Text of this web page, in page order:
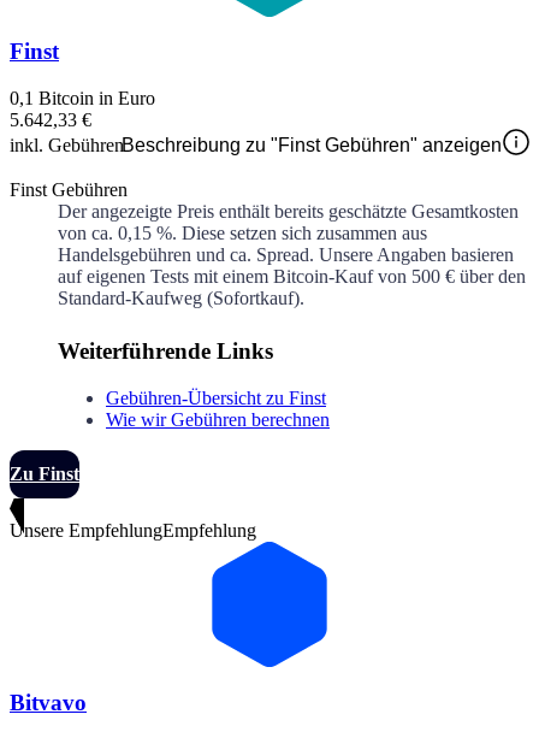
Finst
0,1 Bitcoin in Euro
5.642,33 €
inkl. GebührenBeschreibung zu "Finst Gebühren" anzeigen
Finst Gebühren
Der angezeigte Preis enthält bereits geschätzte Gesamtkosten
von ca. 0,15 %. Diese setzen sich zusammen aus
Handelsgebühren und ca. Spread. Unsere Angaben basieren
auf eigenen Tests mit einem Bitcoin-Kauf von 500 € über den
Standard-Kaufweg (Sofortkauf).
Weiterführende Links
Gebühren-Übersicht zu Finst
Wie wir Gebühren berechnen
Zu Finst
Unsere EmpfehlungEmpfehlung
Bitvavo